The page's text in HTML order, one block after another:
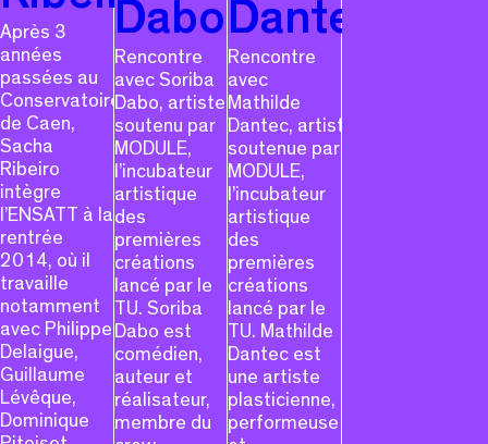
Après 3
années
passées au
Conservatoire
de Caen,
Sacha
Ribeiro
intègre
l’ENSATT à la
rentrée
2014, où il
travaille
notamment
avec Philippe
Delaigue,
Guillaume
Lévêque,
Dominique
Dabo
Rencontre
avec Soriba
Dabo, artiste
soutenu par
MODULE,
l’incubateur
artistique
des
premières
créations
lancé par le
TU. Soriba
Dabo est
comédien,
auteur et
réalisateur,
membre du
Dantec
Rencontre
avec
Mathilde
Dantec, artiste
soutenue par
MODULE,
l’incubateur
artistique
des
premières
créations
lancé par le
TU. Mathilde
Dantec est
une artiste
plasticienne,
performeuse